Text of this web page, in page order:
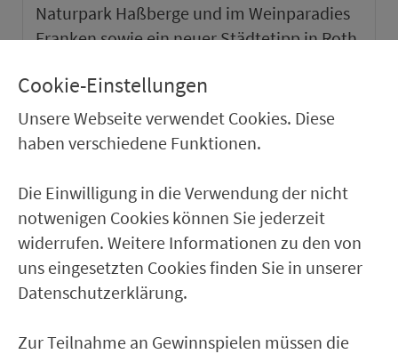
Naturpark Haßberge und im Weinparadies
Franken sowie ein neuer Städtetipp in Roth.
Cookie-Einstellungen
Unsere Webseite verwendet Cookies. Diese
haben verschiedene Funktionen.
Die Einwilligung in die Verwendung der nicht
notwenigen Cookies können Sie jederzeit
widerrufen. Weitere Informationen zu den von
uns eingesetzten Cookies finden Sie in unserer
Datenschutzerklärung.
Zur Teilnahme an Gewinnspielen müssen die